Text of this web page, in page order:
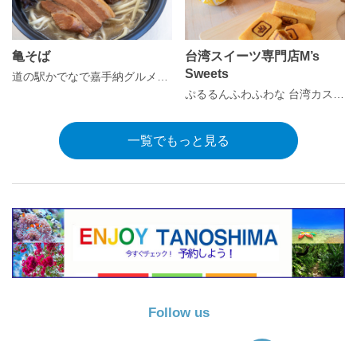
亀そば
台湾スイーツ専門店M’s
Sweets
一覧でもっと見る
Follow us